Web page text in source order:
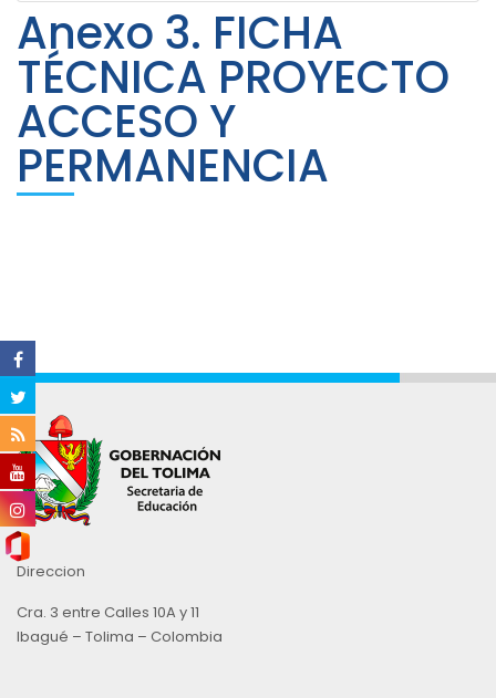
Anexo 3. FICHA
TÉCNICA PROYECTO
ACCESO Y
PERMANENCIA
Direccion
Cra. 3 entre Calles 10A y 11
Ibagué – Tolima – Colombia